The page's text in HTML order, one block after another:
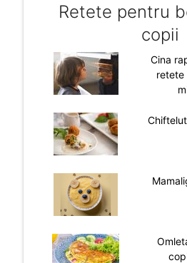
Retete pentru
copii
Cina
retete